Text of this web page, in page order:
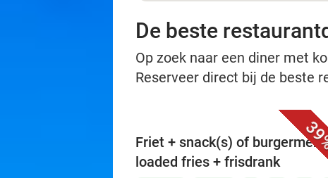
De beste
Op zoek naar een diner met
Reserveer direct bij de beste
Friet + snack(s) of
loaded fries + frisdrank